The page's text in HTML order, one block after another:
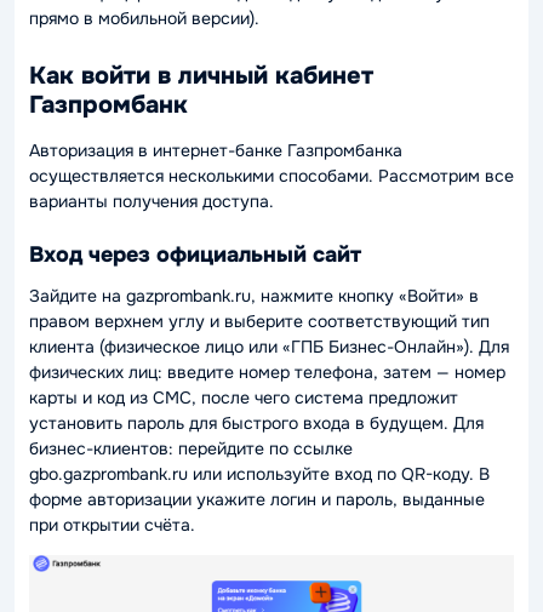
прямо в мобильной версии).
Как войти в личный кабинет
Газпромбанк
Авторизация в интернет-банке Газпромбанка
осуществляется несколькими способами. Рассмотрим все
варианты получения доступа.
Вход через официальный сайт
Зайдите на gazprombank.ru, нажмите кнопку «Войти» в
правом верхнем углу и выберите соответствующий тип
клиента (физическое лицо или «ГПБ Бизнес-Онлайн»). Для
физических лиц: введите номер телефона, затем — номер
карты и код из СМС, после чего система предложит
установить пароль для быстрого входа в будущем. Для
бизнес-клиентов: перейдите по ссылке
gbo.gazprombank.ru или используйте вход по QR-коду. В
форме авторизации укажите логин и пароль, выданные
при открытии счёта.